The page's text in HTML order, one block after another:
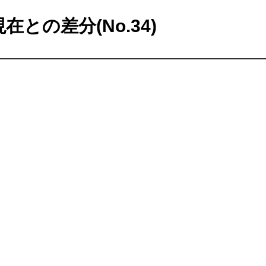
在との差分(No.34)